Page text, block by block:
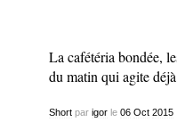
La cafétéria bondée,
du matin qui agite
Shortpar igorle 06 Oct 2015